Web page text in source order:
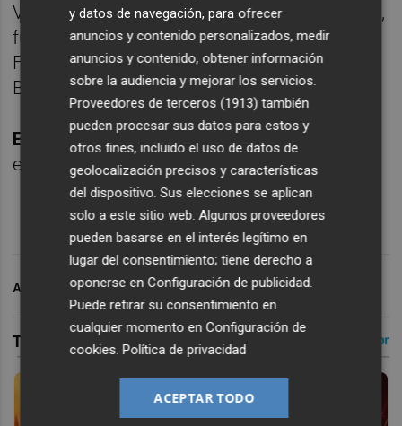
Víctor García: parado por San Román; Guirao,
fuera; Olasagasti, parado por San Román;
Figueredo: gol; Vencedor: gol; Sule: gol;
Brugué: gol; Sergio Fernández: gol.
ESTADIO
: Ontime Butarque (Leganés). 3.011
espectadores.
ARCHIVADO EN LEVANTE UD
y datos de navegación, para ofrecer
anuncios y contenido personalizados, medir
anuncios y contenido, obtener información
sobre la audiencia y mejorar los servicios.
Proveedores de terceros (1913) también
pueden procesar sus datos para estos y
otros fines, incluido el uso de datos de
geolocalización precisos y características
del dispositivo. Sus elecciones se aplican
solo a este sitio web. Algunos proveedores
pueden basarse en el interés legítimo en
lugar del consentimiento; tiene derecho a
oponerse enConfiguración de publicidad
Puede retirar su consentimiento en
cualquier momento enConfiguración de
cookies .Política de privacidad
ACEPTAR TODO